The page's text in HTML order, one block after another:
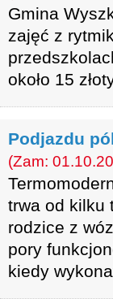
Gmina
zajęć z
około 15
Podjazdu
(Zam:
trwa od kilku
rodzice z
pory
kiedy